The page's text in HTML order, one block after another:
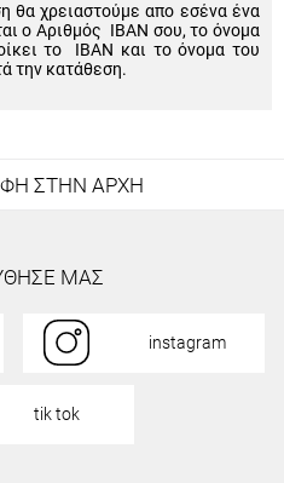
θα χρειαστούμε απο εσένα ένα
ο Αριθμός IBAN σου, το όνομα
το IBAN και το όνομα του
την κατάθεση.
ΣΤΗΝ ΑΡΧΗ
ΜΑΣ
instagram
tik tok